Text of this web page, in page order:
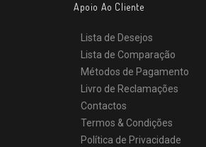
Apoio Ao Cliente
Lista de Desejos
Lista de Comparação
Métodos de Pagamento
Livro de Reclamações
Contactos
Termos & Condições
Política de Privacidade